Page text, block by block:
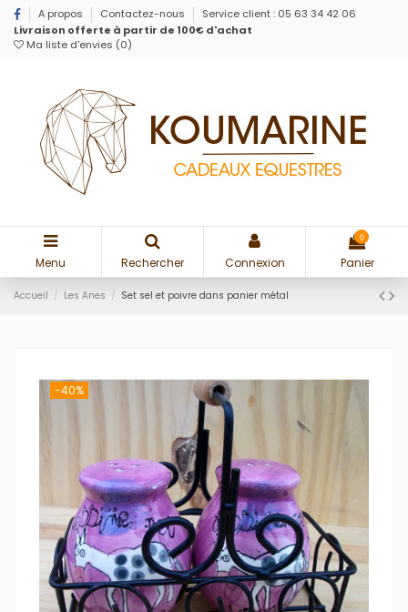
A propos Contactez-nous
Service client : 05 63 34 42 06
Livraison offerte à partir de 100€ d'achat
Ma liste d'envies (0)
Menu Rechercher Connexion
0
Panier
Accueil Les Anes Set sel et poivre dans panier métal
-40%